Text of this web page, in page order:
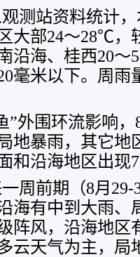
测站资料统计
大部24～28℃
沿海、桂西20～
毫米以下。周雨
”外围环流影响
地暴雨，其它地
和沿海地区出现
周前期（8月
海有中到大雨、
阵风，沿海地区
云天气为主，局